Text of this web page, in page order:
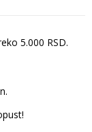
5.000 RSD.